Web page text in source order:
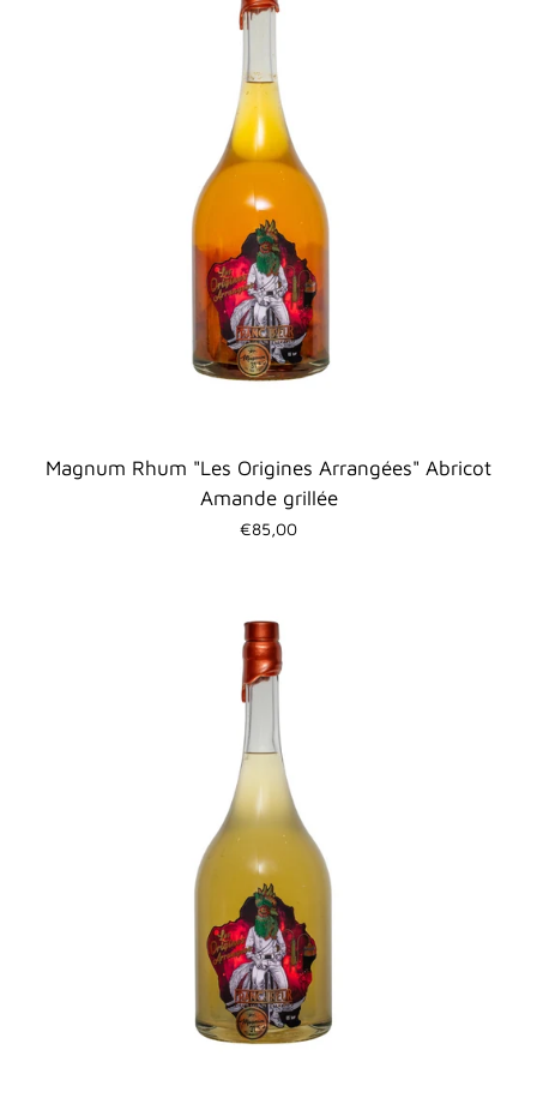
Magnum Rhum "Les Origines Arrangées" Abricot
Amande grillée
€85,00